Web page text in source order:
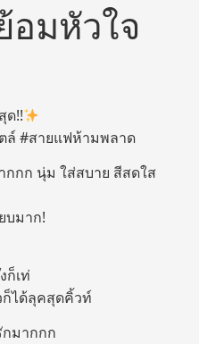
อมหัวใจ
ด!!
ล์ #สายแฟห้ามพลาด
กกก นุ่ม ใส่สบาย สีสดใส
บมาก!
ก็เท่
ได้ลุคสุดคิ้วท์
มากกก